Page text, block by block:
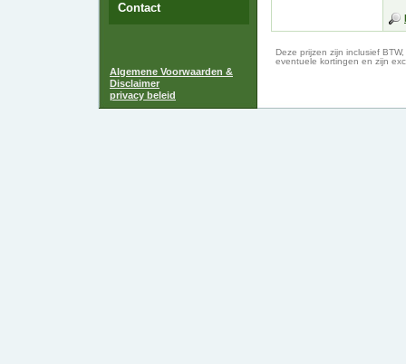
Contact
Deze prijzen zijn inclusief
eventuele kortingen en zijn
Algemene Voorwaarden &
Disclaimer
privacy beleid